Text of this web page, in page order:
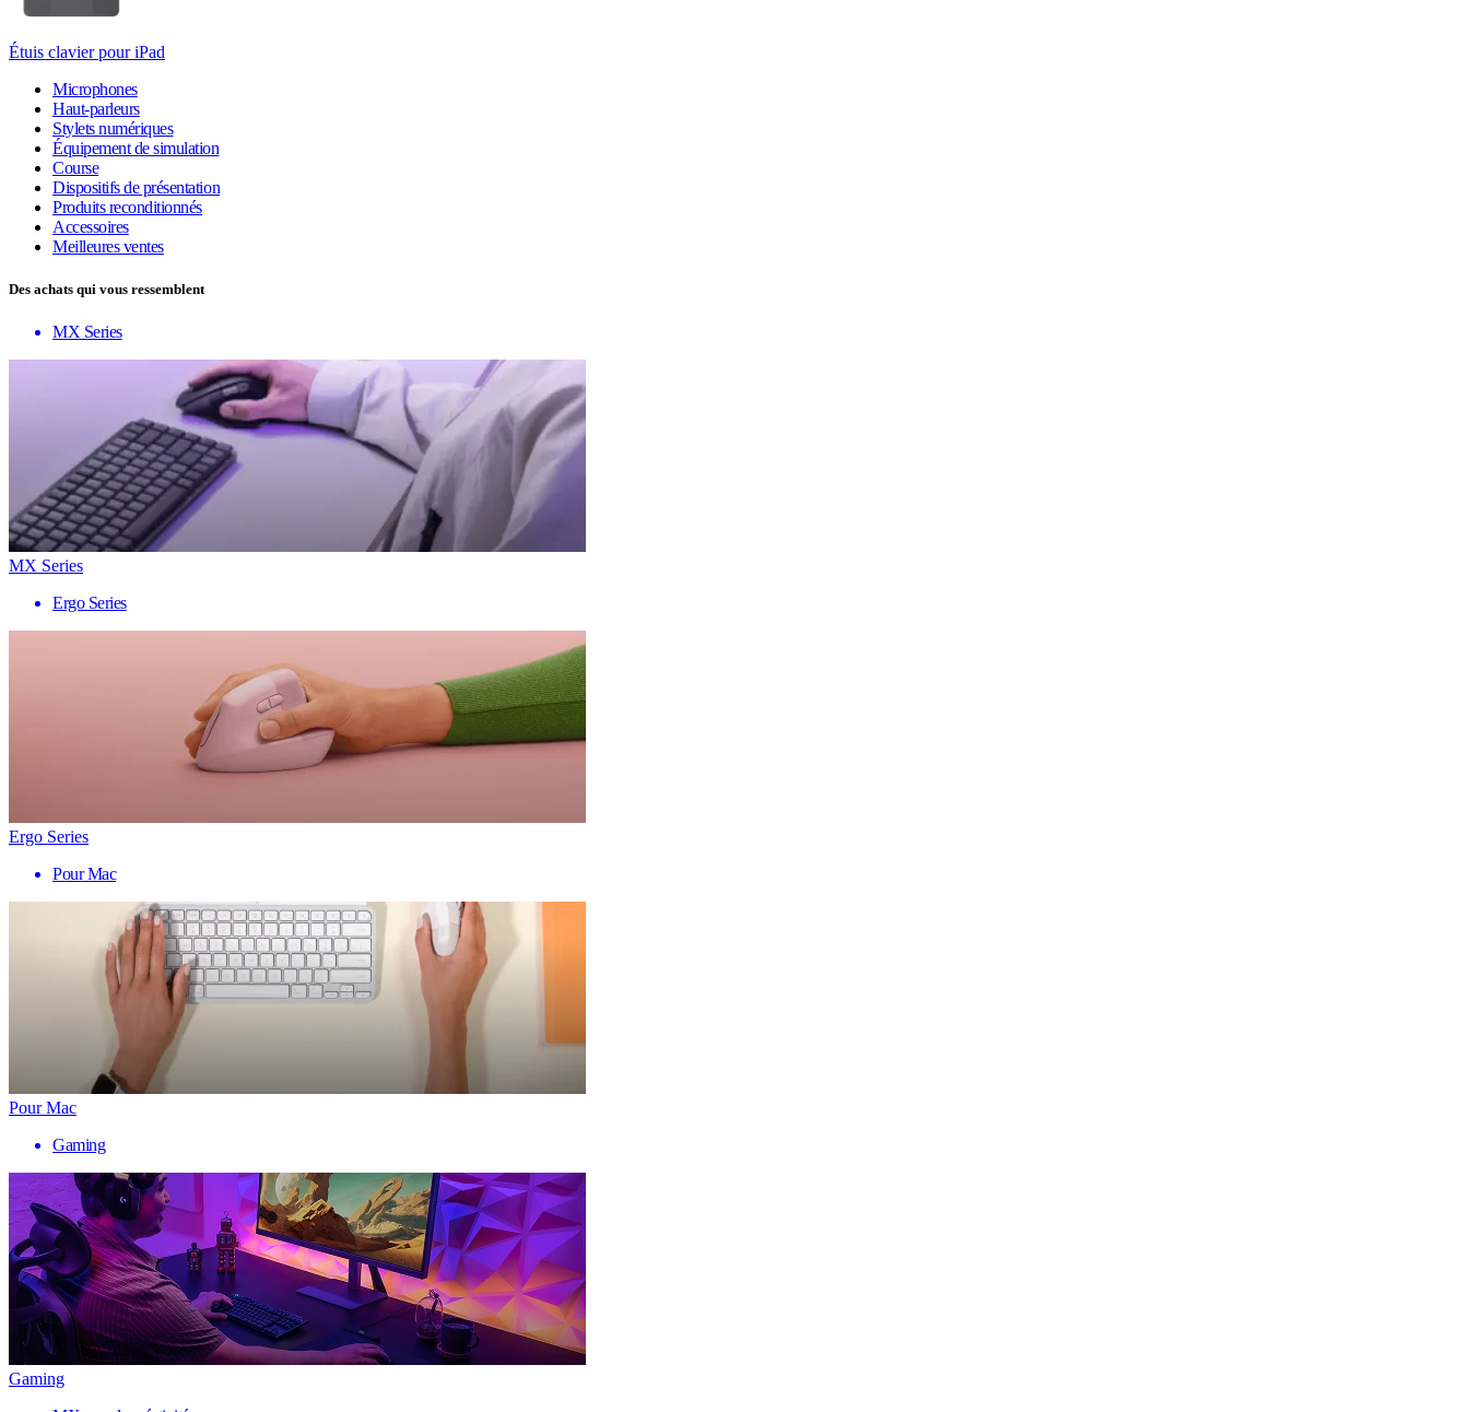
Étuis clavier pour iPad
Microphones
Haut-parleurs
Stylets numériques
Équipement de simulation
Course
Dispositifs de présentation
Produits reconditionnés
Accessoires
Meilleures ventes
Des achats qui vous ressemblent
MX Series
MX Series
Ergo Series
Ergo Series
Pour Mac
Pour Mac
Gaming
Gaming